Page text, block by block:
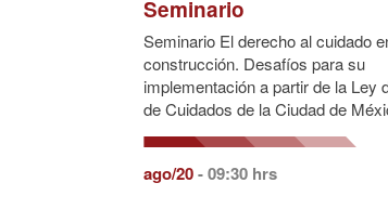
Seminario
Seminario El derecho al cuidado
construcción. Desafíos para su
implementación a partir de la Ley
de Cuidados de la Ciudad de
ago/20- 09:30 hrs